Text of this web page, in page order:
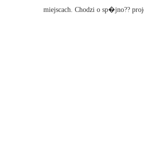
miejscach. Chodzi o sp�jno??